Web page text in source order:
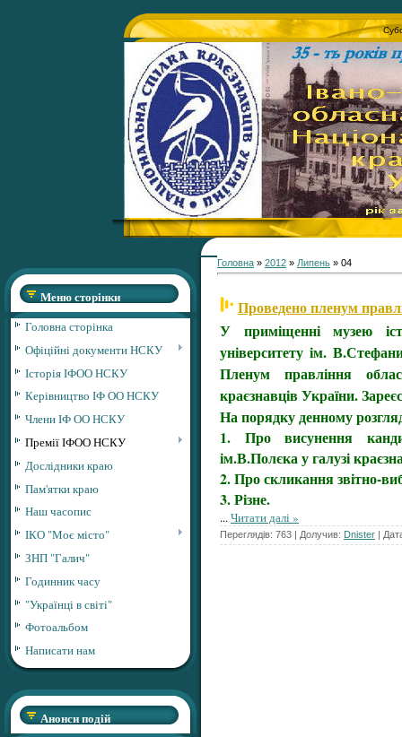
Меню сторінки
Головна сторінка
Офіційні документи НСКУ
Історія ІФОО НСКУ
Керівництво ІФ ОО НСКУ
Члени ІФ ОО НСКУ
Премії ІФОО НСКУ
Дослідники краю
Пам'ятки краю
Наш часопис
ІКО "Моє місто"
ЗНП "Галич"
Годинник часу
"Українці в світі"
Фотоальбом
Написати нам
Анонси подій
Головна » 2012 » Липень » 04
Проведено пленум
У приміщенні музею
університету ім.
Пленум правління
краєзнавців України.
На порядку денному
1. Про висунення
ім.В.Полєка у галузі
2. Про скликання звітно-
3. Різне.
...Читати далі »
Переглядів: 763 | Долучив: Dnister |